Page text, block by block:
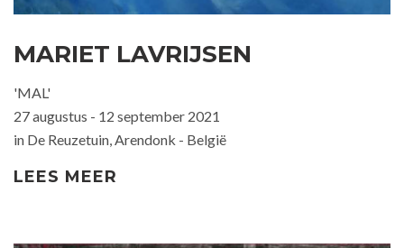
MARIET LAVRIJSEN
'MAL'
27 augustus - 12 september 2021
in De Reuzetuin, Arendonk - België
LEES MEER